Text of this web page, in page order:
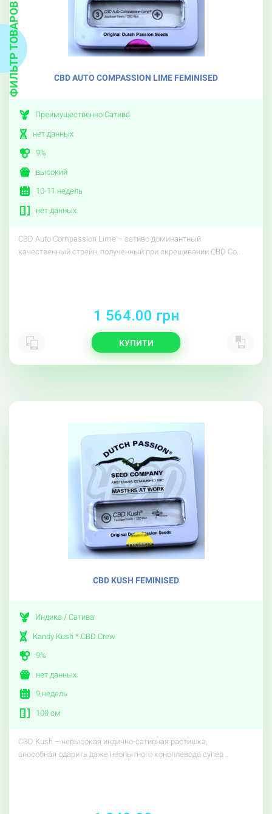
ФИЛЬТР ТОВАРОВ CBD AUTO COMPASSION LIME FEMINISED
Преимущественно Сатива
нет данных
9%
высокий
10-11 недель
нет данных
CBD Auto Compassion Lime – сативо доминантный
качественный стрейн, полученный при скрещивании CBD Co..
1 564.00 грн
КУПИТИ
CBD KUSH FEMINISED
Индика / Сатива
Kandy Kush * CBD Crew
9%
нет данных
9 недель
100 см
CBD Kush – невысокая индично-сативная растишка,
способная одарить даже неопытного коноплевода супер ..